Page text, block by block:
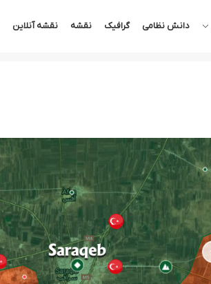
دانش نظامی گرافیک نقشه نقشه آنلاین